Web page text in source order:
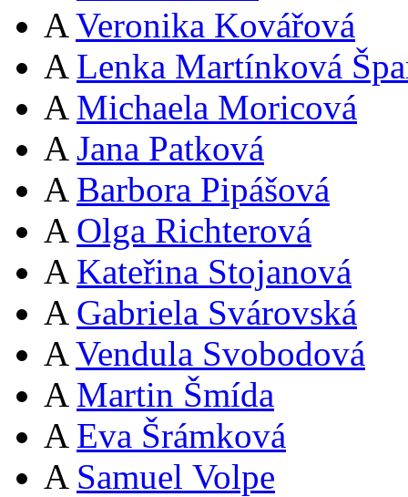
A Veronika Kovářová
A Lenka Martínková
A Michaela Moricová
A Jana Patková
A Barbora Pipášová
A Olga Richterová
A Kateřina Stojanová
A Gabriela Svárovská
A Vendula Svobodová
A Martin Šmída
A Eva Šrámková
A Samuel Volpe